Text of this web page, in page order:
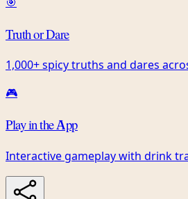
Truth or Dare
1,000+ spicy truths and dares
🎮
Play in the App
Interactive gameplay with drink